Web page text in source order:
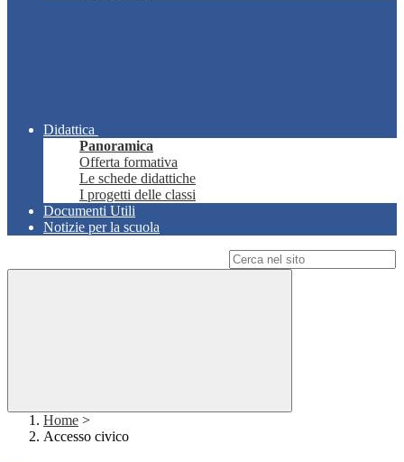
Didattica
Panoramica
Offerta formativa
Le schede didattiche
I progetti delle classi
Documenti Utili
Notizie per la scuola
Home >
Accesso civico